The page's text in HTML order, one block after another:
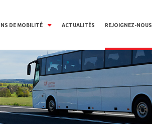
DE MOBILITÉ ACTUALITÉS REJOIGNEZ-NOUS